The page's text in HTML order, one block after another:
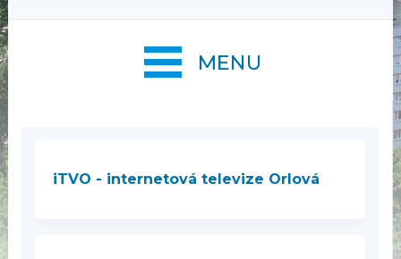
iTVO - internetová televize Orlová
MENU